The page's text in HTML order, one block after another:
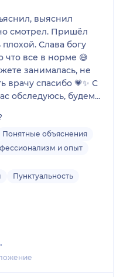
выяснил
смотрел. Пришёл
Слава богу
что все в норме 😅
занималась, не
обследуюсь, будем
запись была на
18:35. Уже пришёл
меня. 😅 Но это
могли бы позвонить
т.к не
вам приходить ❗
Понятные объяснения
и опыт
Пунктуальность